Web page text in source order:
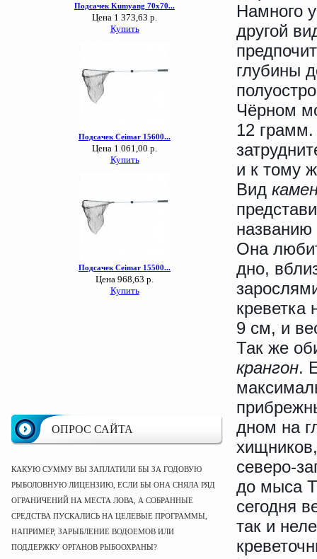
ОПРОС САЙТА
КАКУЮ СУММУ ВЫ ЗАПЛАТИЛИ БЫ ЗА ГОДОВУЮ
РЫБОЛОВНУЮ ЛИЦЕНЗИЮ, ЕСЛИ БЫ ОНА СНЯЛА РЯД
ОГРАНИЧЕНИЙ НА МЕСТА ЛОВА, А СОБРАННЫЕ
СРЕДСТВА ПУСКАЛИСЬ НА ЦЕЛЕВЫЕ ПРОГРАММЫ,
НАПРИМЕР, ЗАРЫБЛЕНИЕ ВОДОЕМОВ ИЛИ
ПОДДЕРЖКУ ОРГАНОВ РЫБООХРАНЫ?
Намного
другой
глубины
Чёрном
12
и к тому
Вид
названию
Она
дно,
креветка
9 см, и
Так же
крангон.
дном на
северо-
до мыса
сегодня
так и